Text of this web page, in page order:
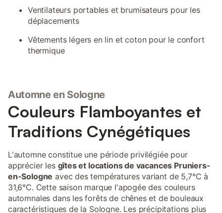
Ventilateurs portables et brumisateurs pour les
déplacements
Vêtements légers en lin et coton pour le confort
thermique
Automne en Sologne
Couleurs Flamboyantes et
Traditions Cynégétiques
L'automne constitue une période privilégiée pour
apprécier les gîtes et locations de vacances Pruniers-
en-Sologne avec des températures variant de 5,7°C à
31,6°C. Cette saison marque l'apogée des couleurs
automnales dans les forêts de chênes et de bouleaux
caractéristiques de la Sologne. Les précipitations plus